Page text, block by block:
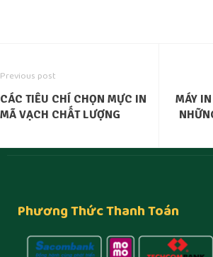
Previous post
CÁC TIÊU CHÍ CHỌN MỰC IN
MÃ VẠCH CHẤT LƯỢNG
MÁY
Phương Thức Thanh Toán